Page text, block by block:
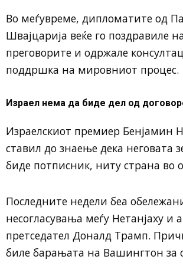
Во меѓувреме, дипломатите од
Швајцарија веќе го поздравиле
преговорите и одржале
поддршка на мировниот процес.
Израел нема да биде дел од
Израелскиот премиер Бенјамин
ставил до знаење дека неговата
биде потписник, ниту страна во
Последните недели беа
несогласувања меѓу Нетанјаху и
претседател Доналд Трамп.
биле барањата на Вашингтон за